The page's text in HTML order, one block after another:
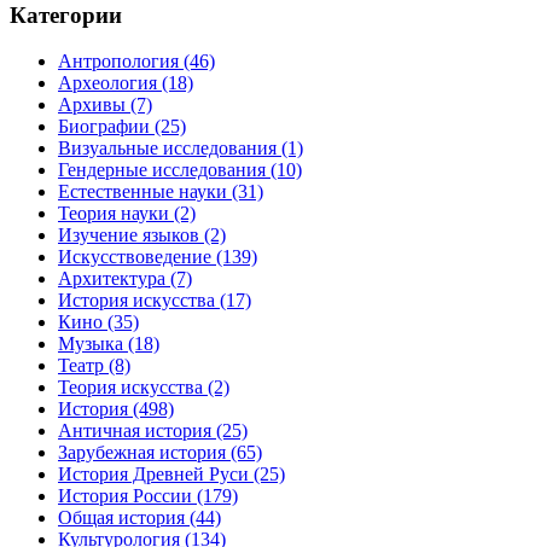
Категории
Антропология (46)
Археология (18)
Архивы (7)
Биографии (25)
Визуальные исследования (1)
Гендерные исследования (10)
Естественные науки (31)
Теория науки (2)
Изучение языков (2)
Искусствоведение (139)
Архитектура (7)
История искусства (17)
Кино (35)
Музыка (18)
Театр (8)
Теория искусства (2)
История (498)
Античная история (25)
Зарубежная история (65)
История Древней Руси (25)
История России (179)
Общая история (44)
Культурология (134)